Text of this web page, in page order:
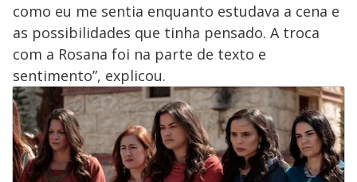
como eu me sentia enquanto estudava a cena e
as possibilidades que tinha pensado. A troca
com a Rosana foi na parte de texto e
sentimento”, explicou.